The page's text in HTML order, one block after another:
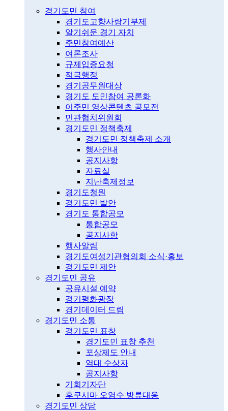
경기도민 참여
경기도고향사랑기부제
알기쉬운 경기 자치
주민참여예산
여론조사
규제입증요청
적극행정
경기공무원대상
경기도 도민참여 공론화
이주민 영상콘텐츠 공모전
민관협치위원회
경기도민 정책축제
경기도민 정책축제 소개
행사안내
공지사항
자료실
지난축제정보
경기도청원
경기도민 발안
경기도 통합공모
통합공모
공지사항
행사알림
경기도여성기관협의회 소식·홍보
경기도민 제안
경기도민 공유
공유시설 예약
경기평화광장
경기데이터 드림
경기도민 소통
경기도민 표창
경기도민 표창 추천
포상제도 안내
역대 수상자
공지사항
기회기자단
후쿠시마 오염수 방류대응
경기도민 상담